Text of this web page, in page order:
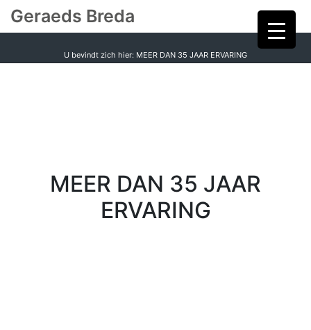
Geraeds Breda
U bevindt zich hier: MEER DAN 35 JAAR ERVARING
MEER DAN 35 JAAR
ERVARING